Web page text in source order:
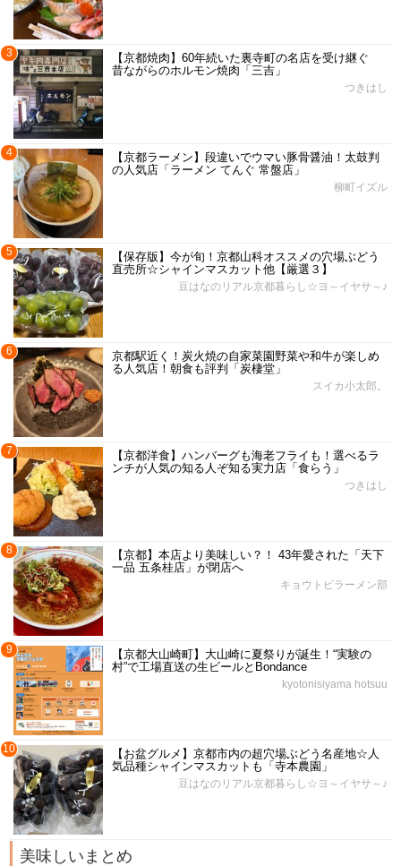
3
【京都焼肉】60年続いた裏寺町の名店を受け継ぐ
昔ながらのホルモン焼肉「三吉」
つきはし
4
【京都ラーメン】段違いでウマい豚骨醤油！太鼓判
の人気店「ラーメン てんぐ 常盤店」
柳町イズル
5
【保存版】今が旬！京都山科オススメの穴場ぶどう
直売所☆シャインマスカット他【厳選３】
豆はなのリアル京都暮らし☆ヨ～イヤサ～♪
6
京都駅近く！炭火焼の自家菜園野菜や和牛が楽しめ
る人気店！朝食も評判「炭棲堂」
スイカ小太郎。
7
【京都洋食】ハンバーグも海老フライも！選べるラ
ンチが人気の知る人ぞ知る実力店「食らう」
つきはし
8
【京都】本店より美味しい？！ 43年愛された「天下
一品 五条桂店」が閉店へ
キョウトピラーメン部
9
【京都大山崎町】大山崎に夏祭りが誕生！“実験の
村”で工場直送の生ビールとBondance
kyotonisiyama hotsuu
10
【お盆グルメ】京都市内の超穴場ぶどう名産地☆人
気品種シャインマスカットも「寺本農園」
豆はなのリアル京都暮らし☆ヨ～イヤサ～♪
美味しいまとめ